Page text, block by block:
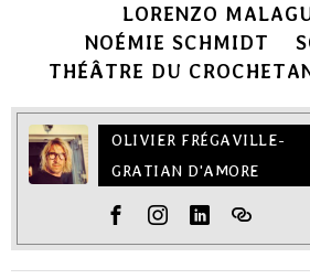
LORENZO
NOÉMIE SCHMIDT
THÉÂTRE DU
OLIVIER FRÉGAVILLE-
GRATIAN D'AMORE